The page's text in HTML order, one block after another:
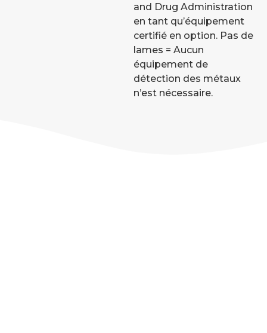
and Drug Administration
en tant qu’équipement
certifié en option. Pas de
lames = Aucun
équipement de
détection des métaux
n’est nécessaire.